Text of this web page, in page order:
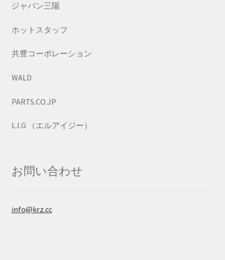
ジャパン三陽
ホットスタッフ
共豊コーポレーション
WALD
PARTS.CO.JP
L.I.G （エルアイジー）
お問い合わせ
info@krz.cc